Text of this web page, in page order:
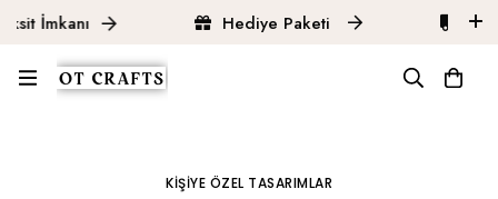
İmkanı Hediye Paketi
Ana Sayfa
Kişiye Özel Takılar Neden Çok Seviliyor?
KIŞIYE ÖZEL TASARIMLAR